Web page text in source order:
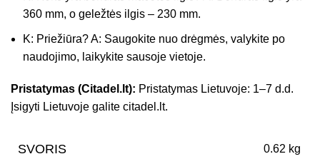
360 mm, o geležtės ilgis – 230 mm.
K: Priežiūra? A: Saugokite nuo drėgmės, valykite po
naudojimo, laikykite sausoje vietoje.
Pristatymas (Citadel.lt): Pristatymas Lietuvoje: 1–7 d.d.
Įsigyti Lietuvoje galite citadel.lt.
SVORIS 0.62 kg